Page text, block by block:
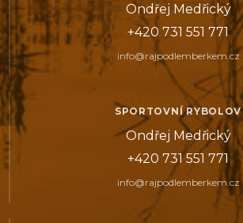
Ondřej Medřický
+420 731 551 771
info@rajpodlemberkem.cz
SPORTOVNÍ RYBOLOV
Ondřej Medřický
+420 731 551 771
info@rajpodlemberkem.cz